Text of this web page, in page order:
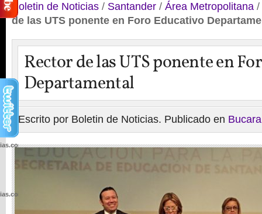
Boletin de Noticias / Santander / Área Metropolitana /
de las UTS ponente en Foro Educativo
Rector de las UTS ponente en
Departamental
Escrito por Boletin de Noticias. Publicado en
wp-
wp-